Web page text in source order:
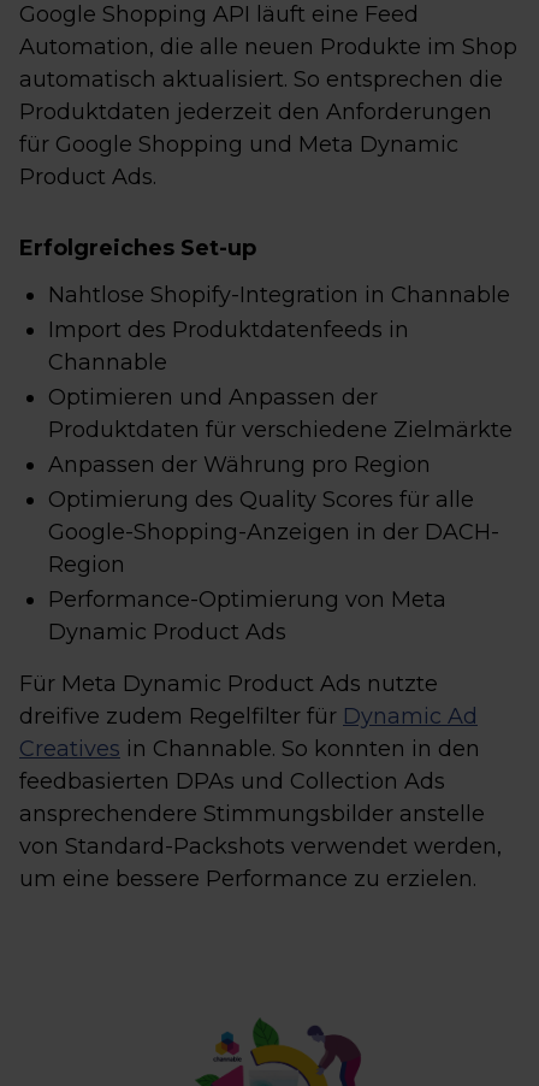
Google Shopping API läuft eine Feed
Automation, die alle neuen Produkte im Shop
automatisch aktualisiert. So entsprechen die
Produktdaten jederzeit den Anforderungen
für Google Shopping und Meta Dynamic
Product Ads.
Erfolgreiches Set-up
Nahtlose Shopify-Integration in Channable
Import des Produktdatenfeeds in
Channable
Optimieren und Anpassen der
Produktdaten für verschiedene Zielmärkte
Anpassen der Währung pro Region
Optimierung des Quality Scores für alle
Google-Shopping-Anzeigen in der DACH-
Region
Performance-Optimierung von Meta
Dynamic Product Ads
Für Meta Dynamic Product Ads nutzte
dreifive zudem Regelfilter für Dynamic Ad
Creatives in Channable. So konnten in den
feedbasierten DPAs und Collection Ads
ansprechendere Stimmungsbilder anstelle
von Standard-Packshots verwendet werden,
um eine bessere Performance zu erzielen.